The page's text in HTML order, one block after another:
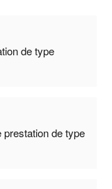
de type
de type